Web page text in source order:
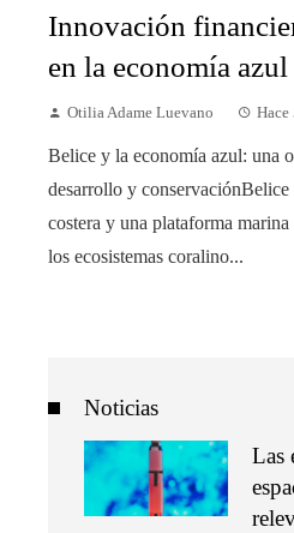
Innovación
en la economía
Otilia Adame Luevano Hace
Belice y la economía azul: una
desarrollo y conservaciónBelice
costera y una plataforma
los ecosistemas coralino...
Noticias
Las